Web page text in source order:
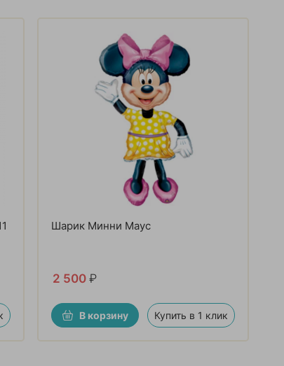
Шарик Минни Маус
2 500 ₽
В корзину Купить в 1 клик